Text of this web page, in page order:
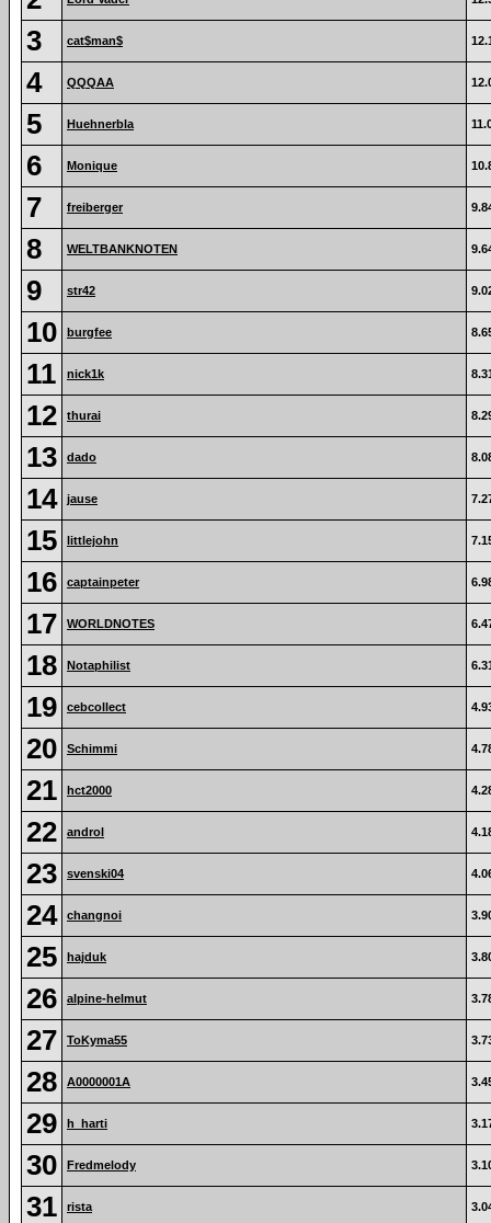
3 cat$man$
4 QQQAA
5 Huehnerbla
6 Monique
7 freiberger
8 WELTBANKNOTEN
9 str42
10 burgfee
11 nick1k
12 thurai
13 dado
14 jause
15 littlejohn
16 captainpeter
17 WORLDNOTES
18 Notaphilist
19 cebcollect
20 Schimmi
21 hct2000
22 androl
23 svenski04
24 changnoi
25 hajduk
26 alpine-helmut
27 ToKyma55
28 A0000001A
29 h_harti
30 Fredmelody
31 rista